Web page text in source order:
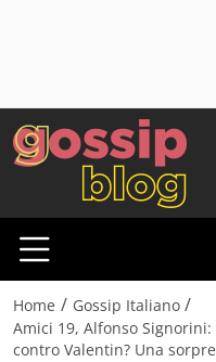
Home / Gossip Italiano /
Amici 19, Alfonso
contro Valentin? Una